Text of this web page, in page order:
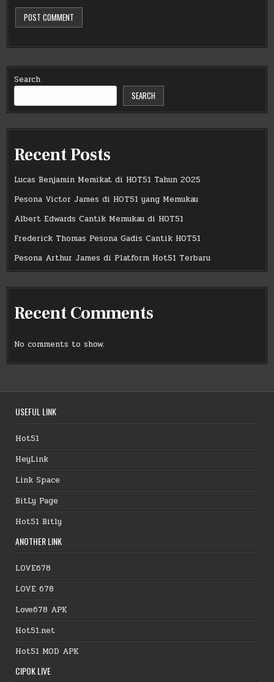
Search
SEARCH
Recent Posts
Lucas Benjamin Memikat di HOT51 Tahun 2025
Pesona Victor James di HOT51 yang Memukau
Albert Edwards Cantik Memukau di HOT51
Frederick Thomas Pesona Gadis Cantik HOT51
Pesona Arthur James di Platform Hot51 Terbaru
Recent Comments
No comments to show.
USEFUL LINK
Hot51
HeyLink
Link Space
BitLy Page
Hot51 Bitly
ANOTHER LINK
LOVE678
LOVE 678
Love678 APK
Hot51.net
Hot51 MOD APK
CIPOK LIVE